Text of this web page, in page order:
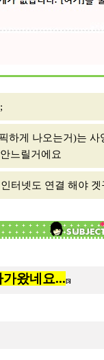
하게 나오는거)는
느릴거에요
터넷도 연결 해야
왔네요... [5]